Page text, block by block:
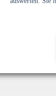
sich bei
des
Samsung